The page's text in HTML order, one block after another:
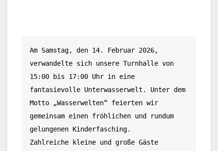
Am Samstag, den 14. Februar 2026,
verwandelte sich unsere Turnhalle von
15:00 bis 17:00 Uhr in eine
fantasievolle Unterwasserwelt. Unter dem
Motto „Wasserwelten“ feierten wir
gemeinsam einen fröhlichen und rundum
gelungenen Kinderfasching.
Zahlreiche kleine und große Gäste